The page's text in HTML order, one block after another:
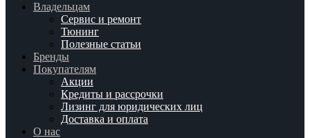
Владельцам
Сервис и ремонт
Тюнинг
Полезные статьи
Бренды
Покупателям
Акции
Кредиты и рассрочки
Лизинг для юридических лиц
Доставка и оплата
О нас